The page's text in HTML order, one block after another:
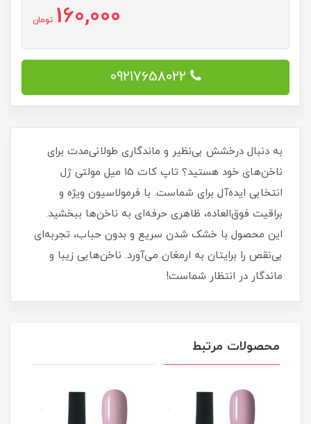
160,000 تومان
09217658022
به دنبال درخشش بی‌نظیر و ماندگاری طولانی‌مدت برای
ناخن‌های خود هستید؟ تاپ کات 15 میل مولتی ژل
انتخابی ایده‌آل برای شماست. با فرمولاسیون ویژه و
براقیت فوق‌العاده، ظاهری حرفه‌ای به ناخن‌ها ببخشید.
این محصول با خشک شدن سریع و بدون حباب، تجربه‌ای
بی‌نقص را برایتان به ارمغان می‌آورد. ناخن‌هایی زیبا و
ماندگار در انتظار شماست!
محصولات مرتبط